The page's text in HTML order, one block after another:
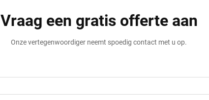
Vraag een gratis offerte aan
Onze vertegenwoordiger neemt spoedig contact met u op.